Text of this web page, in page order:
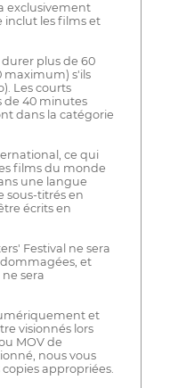
exclusivement
inclut les films et
plus de 60
maximum) s'ils
Les courts
de 40 minutes
dans la catégorie
ce qui
films du monde
une langue
sous-titrés en
écrits en
Festival ne sera
et
sera
et
visionnés lors
MOV de
nous vous
appropriées.